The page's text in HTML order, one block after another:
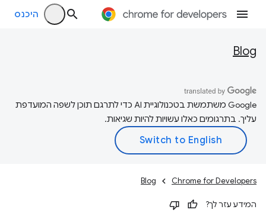
היכנס
Blog
‫Google משתמשת בטכנולוגיית AI כדי לתרגם תוכן לשפה המועדפת
עליך. בתרגומים כאלו עשויות להיות שגיאות.
Chrome for Developers
Blog
המידע עזר לך?